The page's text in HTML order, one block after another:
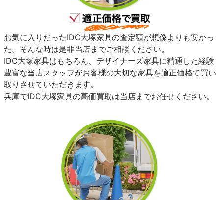
お気に入りだったIDC大塚家具の査定額が想像よりも安かっ
た。そんな時は是非当店までご相談ください。
IDC大塚家具はもちろん、デザイナーズ家具に精通した経験
豊富な当店スタッフがお客様の大切な家具を適正価格で買い
取りさせていただきます。
兵庫でIDC大塚家具の高価買取は当店までお任せください。